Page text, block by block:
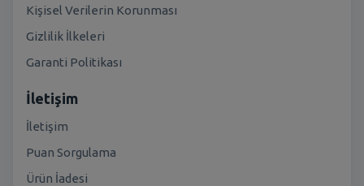
Kişisel Verilerin Korunması
Gizlilik İlkeleri
Garanti Politikası
İletişim
İletişim
Puan Sorgulama
Ürün İadesi